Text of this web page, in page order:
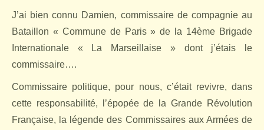
J’ai bien connu Damien, commissaire de compagnie au
Bataillon « Commune de Paris » de la 14ème Brigade
Internationale « La Marseillaise » dont j’étais le
commissaire….
Commissaire politique, pour nous, c’était revivre, dans
cette responsabilité, l’épopée de la Grande Révolution
Française, la légende des Commissaires aux Armées de